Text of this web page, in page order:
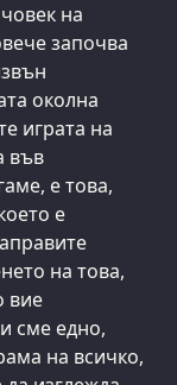
на
започва
околна
играта на
във
е това,
е
на това,
вие
сме едно,
на всичко,